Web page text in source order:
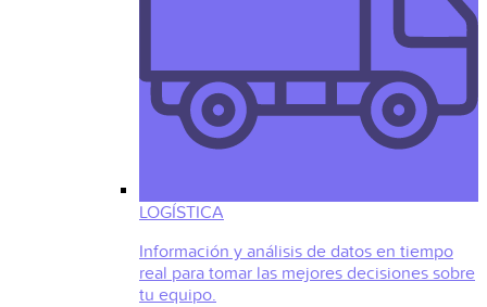
LOGÍSTICA
Información y análisis de datos en tiempo
real para tomar las mejores decisiones sobre
tu equipo.